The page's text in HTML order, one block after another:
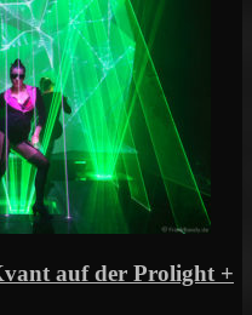
auf der Prolight +